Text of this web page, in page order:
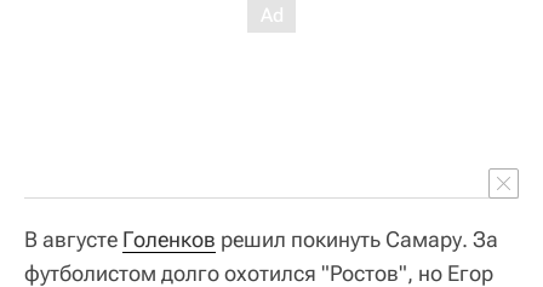
В августе Голенков решил покинуть Самару. За
футболистом долго охотился "Ростов", но Егор